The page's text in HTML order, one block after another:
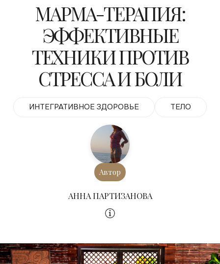
МАРМА-ТЕРАПИЯ:
ЭФФЕКТИВНЫЕ
ТЕХНИКИ ПРОТИВ
СТРЕССА И БОЛИ
ИНТЕГРАТИВНОЕ ЗДОРОВЬЕ ТЕЛО
Автор
АННА ПАРТИЗАНОВА